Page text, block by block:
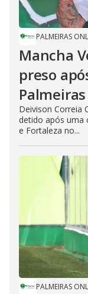
PALMEIRAS
Mancha
preso
Deivison Correia
detido após uma
e Fortaleza no...
PALMEIRAS